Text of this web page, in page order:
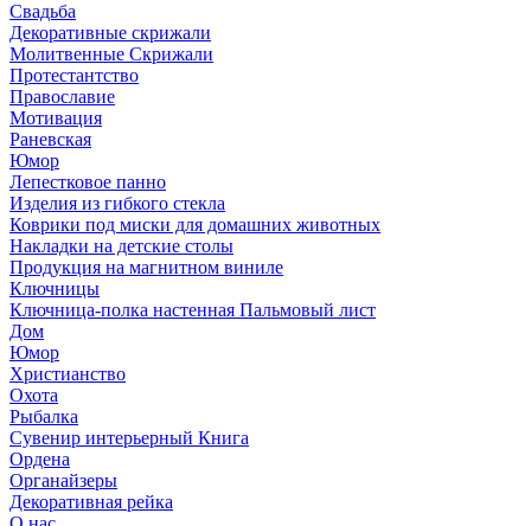
Свадьба
Декоративные скрижали
Молитвенные Скрижали
Протестантство
Православие
Мотивация
Раневская
Юмор
Лепестковое панно
Изделия из гибкого стекла
Коврики под миски для домашних животных
Накладки на детские столы
Продукция на магнитном виниле
Ключницы
Ключница-полка настенная Пальмовый лист
Дом
Юмор
Христианство
Охота
Рыбалка
Сувенир интерьерный Книга
Ордена
Органайзеры
Декоративная рейка